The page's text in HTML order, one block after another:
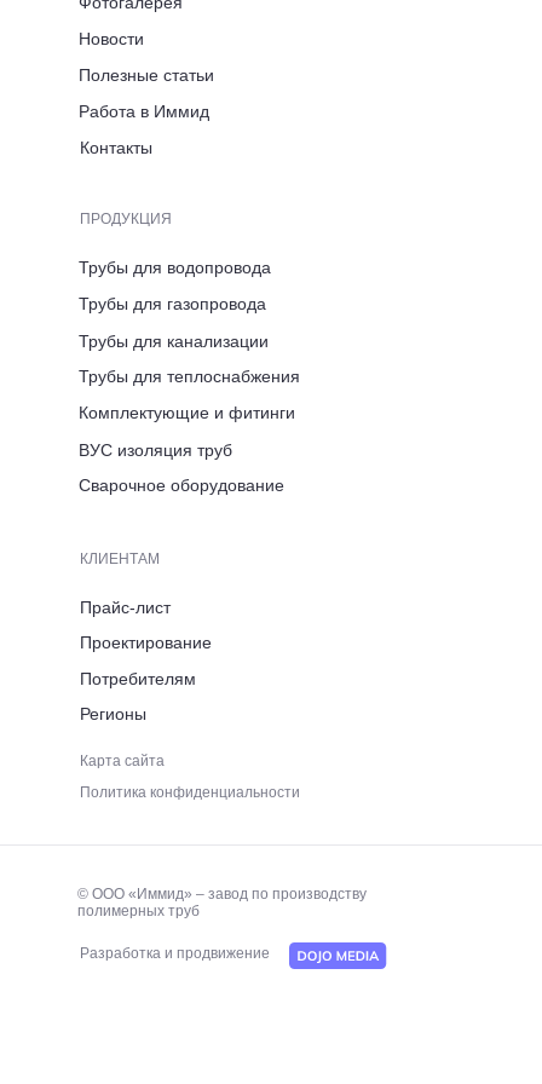
info@immid.ru
ЭЛЕКТРОННАЯ ПОЧТА
info@immidstroy.ru
Вологодская область,
г. Череповец, ул. Розы
АДРЕС ПРЕДСТАВИТЕЛЬСТВА
ПН-ПТ 8:00-17:00
ВРЕМЯ РАБОТЫ
Череповец
© ООО «Иммид» – завод по производству
полимерных труб
Прайс-лист
Проектирование
Потребителям
Регионы
Карта сайта
Политика конфиденциальности
КЛИЕНТАМ
ПРОДУКЦИЯ
Трубы для водопровода
Трубы для газопровода
Трубы для канализации
Трубы для теплоснабжения
Комплектующие и фитинги
ВУС изоляция труб
Сварочное оборудование
Контакты
Новости
Полезные статьи
Работа в Иммид
Разработка и продвижение